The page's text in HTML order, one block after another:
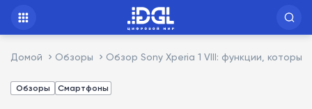
Домой Обзоры Обзор Sony Xperia 1 VIII: функции,
Обзоры Смартфоны